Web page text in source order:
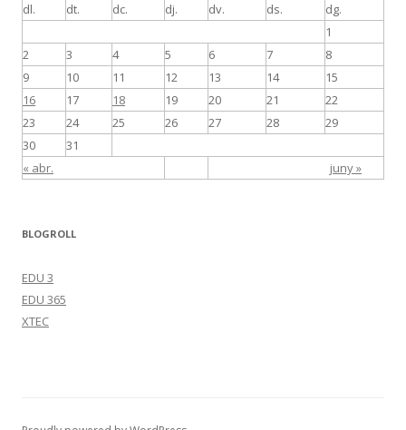
dl.
dt. dc. dj. dv. ds. dg.
« abr. juny »
1
2
3 4 5 6 7
8
9
10 11 12 13 14
15
16
17 18 19 20 21
22
23
24 25 26 27 28
29
30
31
BLOGROLL
EDU 3
EDU 365
XTEC